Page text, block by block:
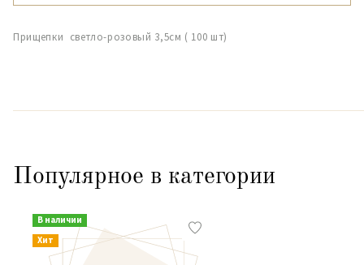
Прищепки светло-розовый 3,5см ( 100 шт)
Популярное в категории
В наличии
Хит